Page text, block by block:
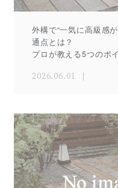
外構で“一気に高級感
通点とは？
プロが教える5つのポ
2026.06.01